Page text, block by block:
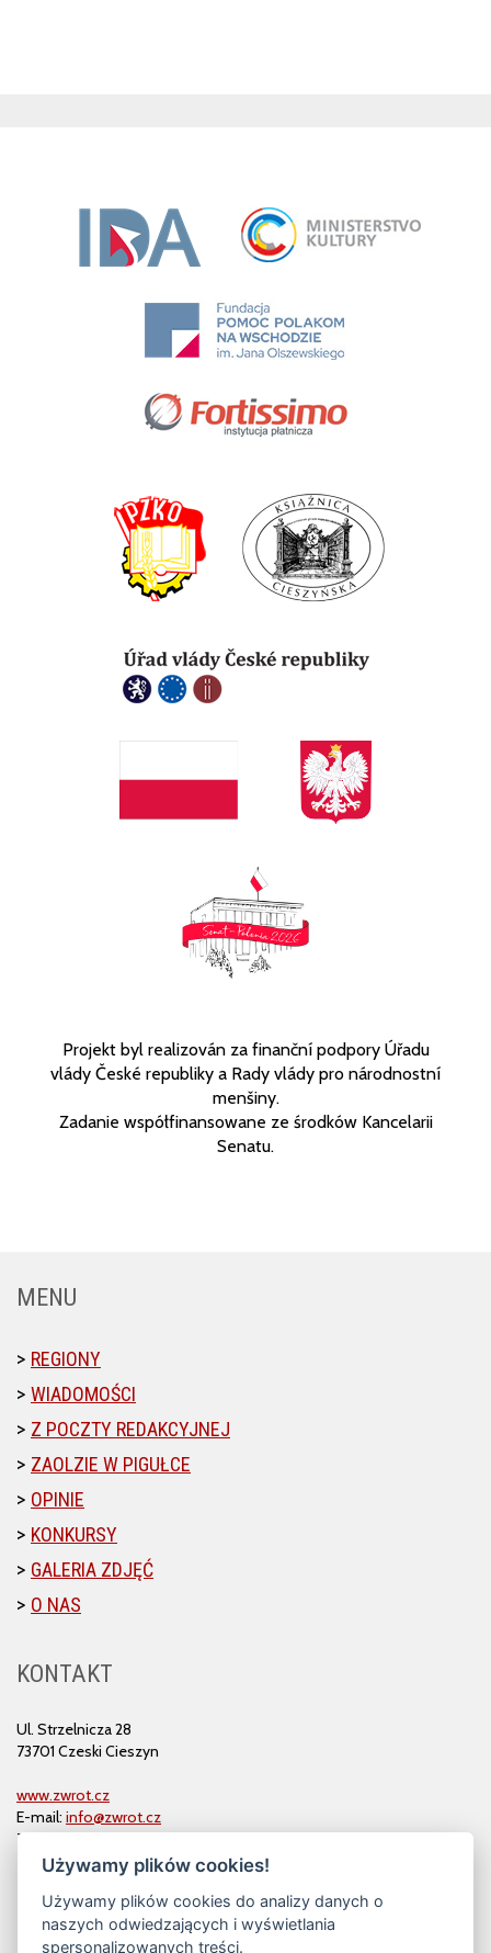
Projekt byl realizován za finanční podpory Úřadu
vlády České republiky a Rady vlády pro národnostní
menšiny.
Zadanie współfinansowane ze środków Kancelarii
Senatu.
MENU
REGIONY
WIADOMOŚCI
Z POCZTY REDAKCYJNEJ
ZAOLZIE W PIGUŁCE
OPINIE
KONKURSY
GALERIA ZDJĘĆ
O NAS
KONTAKT
Ul. Strzelnicza 28
73701 Czeski Cieszyn
www.zwrot.cz
E-mail: info@zwrot.cz
Tel. i faks: 558 711 582
Używamy plików cookies!
Używamy plików cookies do analizy danych o
naszych odwiedzających i wyświetlania
spersonalizowanych treści.